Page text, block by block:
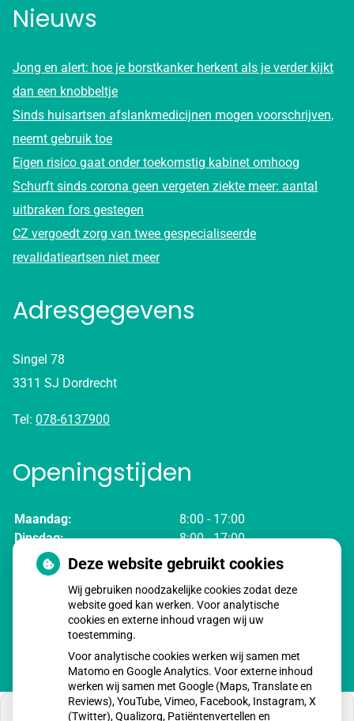
Nieuws
Jong en alert: hoe je borstkanker herkent als je verder kijkt
dan een knobbeltje
Sinds huisartsen afslankmedicijnen mogen voorschrijven,
neemt gebruik toe
Eigen risico gaat onder toekomstig kabinet omhoog
Schurft sinds corona geen vergeten ziekte meer: aantal
uitbraken fors gestegen
CZ vergoedt zorg van twee gespecialiseerde
revalidatieartsen niet meer
Adresgegevens
Singel 78
3311 SJ Dordrecht
Tel: 078-6137900
Openingstijden
Maandag:
8:00 - 17:00
Dinsdag:
8:00 - 17:00
Woensdag:
8:00 - 17:00
Donderdag:
8:00 - 17:00
Deze website gebruikt cookies
Wij gebruiken noodzakelijke cookies zodat deze
website goed kan werken. Voor analytische
cookies en externe inhoud vragen wij uw
toestemming.
Voor analytische cookies werken wij samen met
Matomo en Google Analytics. Voor externe inhoud
werken wij samen met Google (Maps, Translate en
Reviews), YouTube, Vimeo, Facebook, Instagram, X
(Twitter), Qualizorg, Patiëntenvertellen en